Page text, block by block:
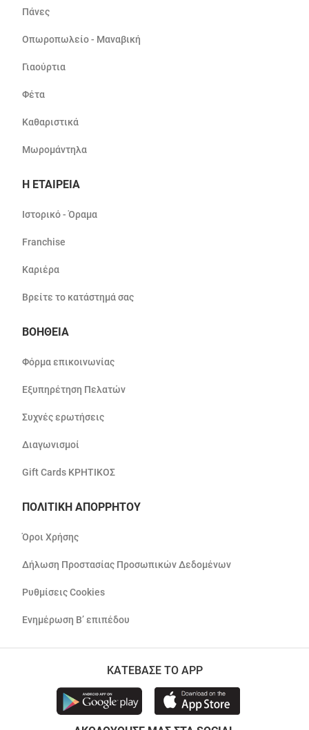
Πάνες
Οπωροπωλείο - Μαναβική
Γιαούρτια
Φέτα
Καθαριστικά
Μωρομάντηλα
Η ΕΤΑΙΡΕΙΑ
Ιστορικό - Όραμα
Franchise
Καριέρα
Βρείτε το κατάστημά σας
ΒΟΗΘΕΙΑ
Φόρμα επικοινωνίας
Εξυπηρέτηση Πελατών
Συχνές ερωτήσεις
Διαγωνισμοί
Gift Cards ΚΡΗΤΙΚΟΣ
ΠΟΛΙΤΙΚΗ ΑΠΟΡΡΗΤΟΥ
Όροι Χρήσης
Δήλωση Προστασίας Προσωπικών Δεδομένων
Ρυθμίσεις Cookies
Ενημέρωση Β’ επιπέδου
ΚΑΤΕΒΑΣΕ ΤΟ APP